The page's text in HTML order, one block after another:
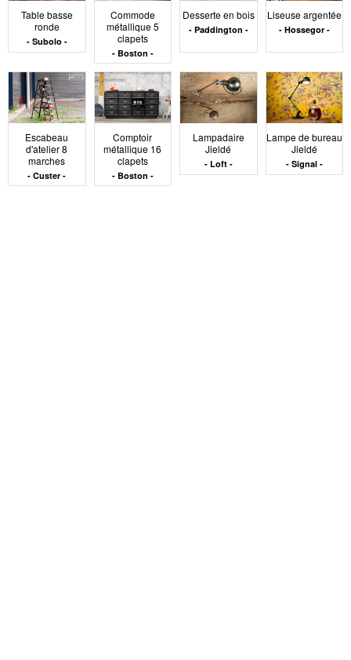
un rythme visuel utile dans un espace autrement fluide.
Le mobilier Loft ne cherche pas à remplir mais à
structurer. Il compose avec le vide et exploite les
volumes, en gardant une attention constante à l’usage
et à la cohérence matérielle.
Table basse
ronde
Subolo
Commode
métallique 5
clapets
Boston
Desserte en bois
Paddington
Liseuse argentée
Hossegor
Escabeau
d'atelier 8
marches
Custer
Comptoir
métallique 16
clapets
Boston
Lampadaire
Jieldé
Loft
Lampe de bureau
Jieldé
Signal